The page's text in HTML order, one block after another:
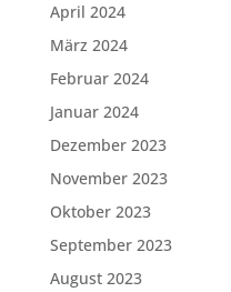
April 2024
März 2024
Februar 2024
Januar 2024
Dezember 2023
November 2023
Oktober 2023
September 2023
August 2023